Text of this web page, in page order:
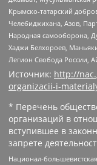
Крымско-татарский
Челебиджихана, Азов,
Народная самооборона,
Хаджи Белхороев,
Легион Свобода России,
Источник: http://
organizacii-i-
* Перечень
организаций в
вступившее в
запрете
Национал-